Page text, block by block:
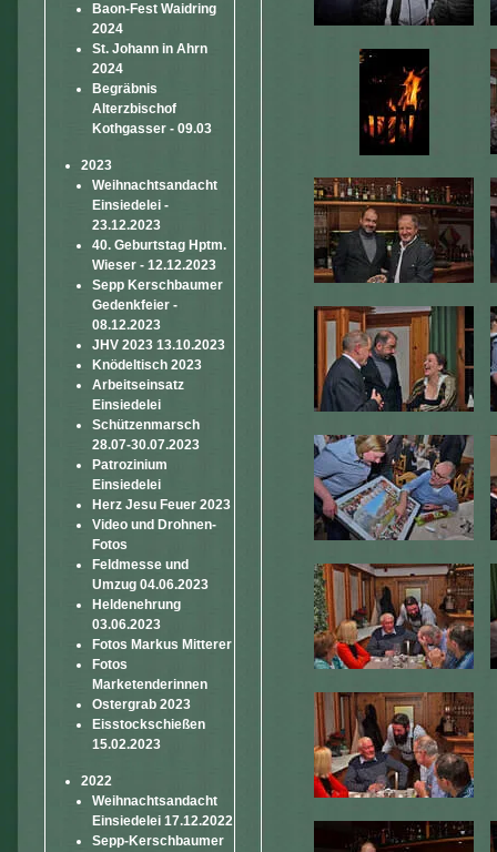
Baon-Fest Waidring
2024
St. Johann in Ahrn
2024
Begräbnis
Alterzbischof
Kothgasser - 09.03
2023
Weihnachtsandacht
Einsiedelei -
23.12.2023
40. Geburtstag Hptm.
Wieser - 12.12.2023
Sepp Kerschbaumer
Gedenkfeier -
08.12.2023
JHV 2023 13.10.2023
Knödeltisch 2023
Arbeitseinsatz
Einsiedelei
Schützenmarsch
28.07-30.07.2023
Patrozinium
Einsiedelei
Herz Jesu Feuer 2023
Video und Drohnen-
Fotos
Feldmesse und
Umzug 04.06.2023
Heldenehrung
03.06.2023
Fotos Markus Mitterer
Fotos
Marketenderinnen
Ostergrab 2023
Eisstockschießen
15.02.2023
2022
Weihnachtsandacht
Einsiedelei 17.12.2022
Sepp-Kerschbaumer